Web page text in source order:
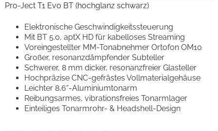
Pro-Ject T1 Evo BT (hochglanz schwarz)
Elektronische Geschwindigkeitssteuerung
Mit BT 5.0, aptX HD für kabelloses Streaming
Voreingestellter MM-Tonabnehmer Ortofon OM10
Großer, resonanzdämpfender Subteller
Schwerer, 8 mm dicker, resonanzfreier Glasteller
Hochpräzise CNC-gefrästes Vollmaterialgehäuse
Leichter 8,6“-Aluminiumtonarm
Reibungsarmes, vibrationsfreies Tonarmlager
Einteiliges Tonarmrohr- & Headshell-Design